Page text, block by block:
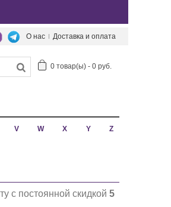
Доставка и оплата
О нас
0 товар(ы) - 0 руб.
V W X Y
Z
с постоянной скидкой 5